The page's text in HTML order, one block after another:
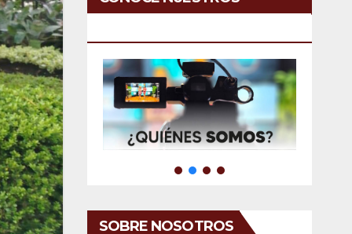
SOBRE NOSOTROS